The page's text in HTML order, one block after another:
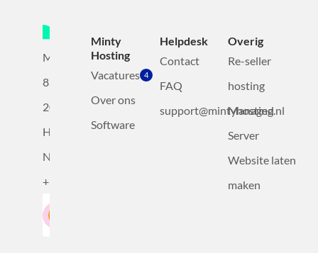
Mollerusweg
82
2031BZ
Haarlem,
Nederland
+31232305815
Minty
Hosting
Vacatures 4
Over ons
Software
Helpdesk
Contact
FAQ
support@mintyhosting.nl
Overig
Re-seller
hosting
Managed
Server
Website laten
maken